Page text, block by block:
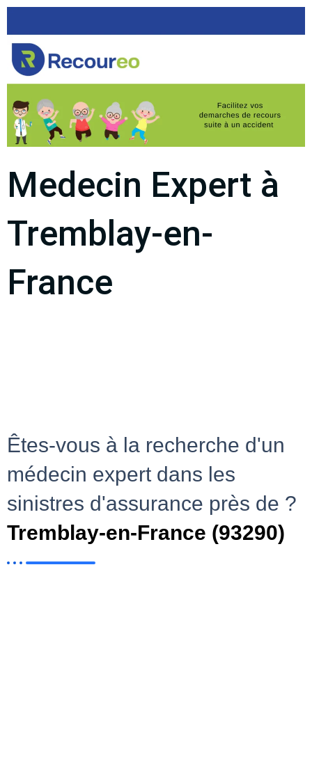
Medecin Expert à
Tremblay-en-
France
Êtes-vous à la recherche d'un
médecin expert dans les
sinistres d'assurance près de ?
Tremblay-en-France (93290)